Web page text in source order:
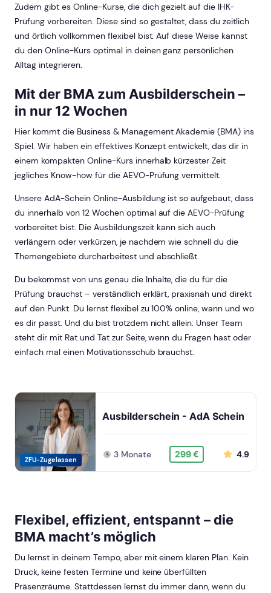
Zudem gibt es Online-Kurse, die dich gezielt auf die IHK-
Prüfung vorbereiten. Diese sind so gestaltet, dass du zeitlich
und örtlich vollkommen flexibel bist. Auf diese Weise kannst
du den Online-Kurs optimal in deinen ganz persönlichen
Alltag integrieren.
Mit der BMA zum Ausbilderschein –
in nur 12 Wochen
Hier kommt die Business & Management Akademie (BMA) ins
Spiel. Wir haben ein effektives Konzept entwickelt, das dir in
einem kompakten Online-Kurs innerhalb kürzester Zeit
jegliches Know-how für die AEVO-Prüfung vermittelt.
Unsere AdA-Schein Online-Ausbildung ist so aufgebaut, dass
du innerhalb von 12 Wochen optimal auf die AEVO-Prüfung
vorbereitet bist. Die Ausbildungszeit kann sich auch
verlängern oder verkürzen, je nachdem wie schnell du die
Themengebiete durcharbeitest und abschließt.
Du bekommst von uns genau die Inhalte, die du für die
Prüfung brauchst – verständlich erklärt, praxisnah und direkt
auf den Punkt. Du lernst flexibel zu 100% online, wann und wo
es dir passt. Und du bist trotzdem nicht allein: Unser Team
steht dir mit Rat und Tat zur Seite, wenn du Fragen hast oder
einfach mal einen Motivationsschub brauchst.
ZFU-Zugelassen
Ausbilderschein - AdA Schein
3 Monate 299 € 4.9
Flexibel, effizient, entspannt – die
BMA macht’s möglich
Du lernst in deinem Tempo, aber mit einem klaren Plan. Kein
Druck, keine festen Termine und keine überfüllten
Präsenzräume. Stattdessen lernst du immer dann, wenn du